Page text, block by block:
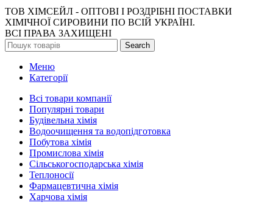
ТОВ ХІМСЕЙЛ - ОПТОВІ І РОЗДРІБНІ ПОСТАВКИ
ХІМІЧНОЇ СИРОВИНИ ПО ВСІЙ УКРАЇНІ.
ВСІ ПРАВА ЗАХИЩЕНІ
Search
Меню
Категорії
Всі товари компанії
Популярні товари
Будівельна хімія
Водоочищення та водопідготовка
Побутова хімія
Промислова хімія
Сільськогосподарська хімія
Теплоносії
Фармацевтична хімія
Харчова хімія